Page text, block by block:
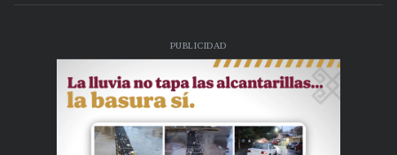
PUBLICIDAD